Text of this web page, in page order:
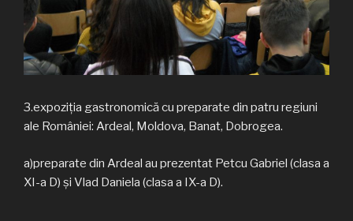
3.expoziția gastronomică cu preparate din patru regiuni
ale României: Ardeal, Moldova, Banat, Dobrogea.
a)preparate din Ardeal au prezentat Petcu Gabriel (clasa a
XI-a D) și Vlad Daniela (clasa a IX-a D).